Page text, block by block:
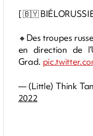
[ 🇧🇾
🔸Des troupes
en direction de
Grad.
— (Little) Think
2022